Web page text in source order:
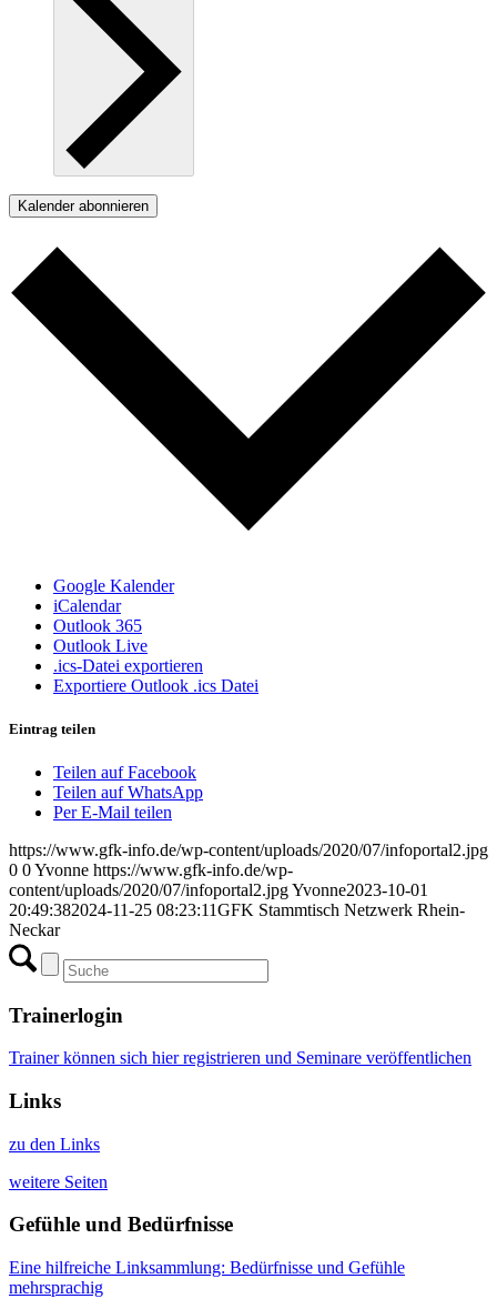
Kalender abonnieren
Google Kalender
iCalendar
Outlook 365
Outlook Live
.ics-Datei exportieren
Exportiere Outlook .ics Datei
Eintrag teilen
Teilen auf Facebook
Teilen auf WhatsApp
Per E-Mail teilen
https://www.gfk-info.de/wp-content/uploads/2020/07/infoportal2.jpg
0 0Yvonne https://www.gfk-info.de/wp-
content/uploads/2020/07/infoportal2.jpgYvonne2023-10-01
20:49:382024-11-25 08:23:11GFK Stammtisch Netzwerk Rhein-
Neckar
Trainerlogin
Trainer können sich hier registrieren und Seminare veröffentlichen
Links
zu den Links
weitere Seiten
Gefühle und Bedürfnisse
Eine hilfreiche Linksammlung: Bedürfnisse und Gefühle
mehrsprachig